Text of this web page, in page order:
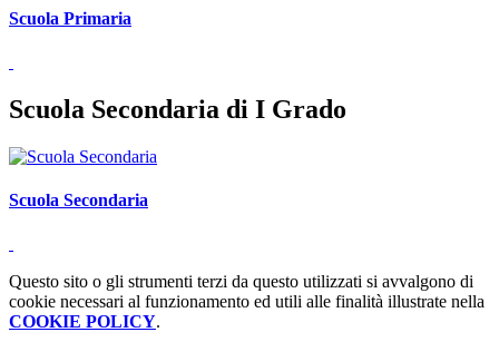
Scuola Primaria
Scuola Secondaria di I Grado
Scuola Secondaria
Questo sito o gli strumenti terzi da questo utilizzati si avvalgono di
cookie necessari al funzionamento ed utili alle finalità illustrate nella
COOKIE POLICY.